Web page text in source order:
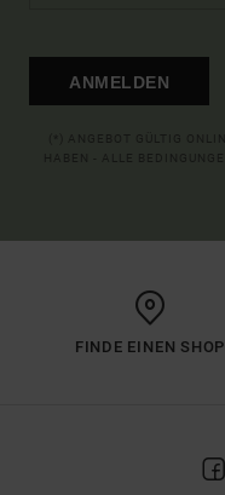
ANMELDEN
FINDE EINEN SHOP